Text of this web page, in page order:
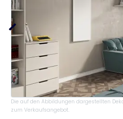
Die auf den Abbildungen dargestellten
zum Verkaufsangebot.